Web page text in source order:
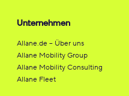
Unternehmen
Allane.de – Über uns
Allane Mobility Group
Allane Mobility Consulting
Allane Fleet